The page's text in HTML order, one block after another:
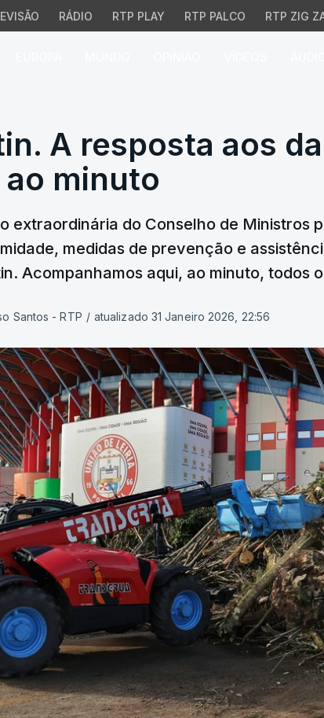
RÁDIO RTP PLAY RTP PALCO RTP ZIG
A resposta aos
A resposta aos
minuto
extraordinária do Conselho de Ministros
medidas de prevenção e
Acompanhamos aqui, ao minuto, todos
Santos - RTP / atualizado 31 Janeiro 2026, 22:56